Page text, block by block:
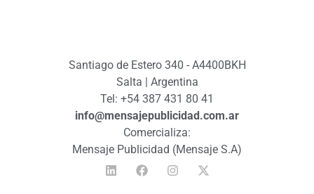
Santiago de Estero 340 - A4400BKH
Salta | Argentina
Tel: +54 387 431 80 41
info@mensajepublicidad.com.ar
Comercializa:
Mensaje Publicidad (Mensaje S.A)